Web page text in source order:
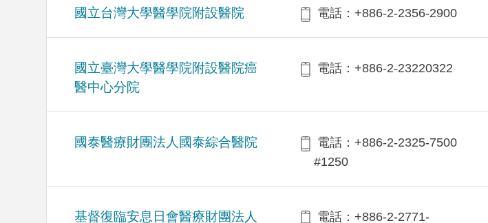
國立台灣大學醫學院附設醫院 電話：+886-2-2356-2900
國立臺灣大學醫學院附設醫院癌
醫中心分院
電話：+886-2-23220322
國泰醫療財團法人國泰綜合醫院
電話：+886-2-2325-7500
#1250
基督復臨安息日會醫療財團法人 電話：+886-2-2771-